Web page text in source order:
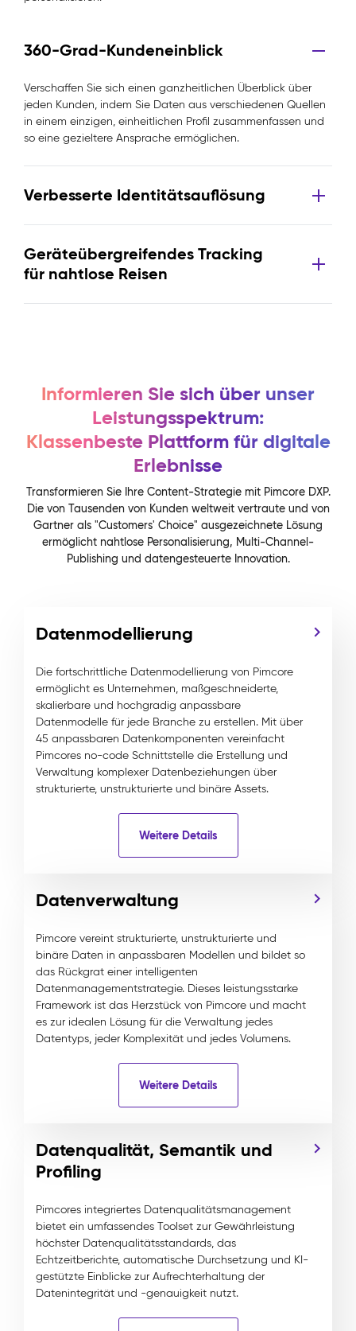
360-Grad-Kundeneinblick
Verschaffen Sie sich einen ganzheitlichen Überblick über
jeden Kunden, indem Sie Daten aus verschiedenen Quellen
in einem einzigen, einheitlichen Profil zusammenfassen und
so eine gezieltere Ansprache ermöglichen.
Verbesserte Identitätsauflösung
Geräteübergreifendes Tracking
für nahtlose Reisen
Informieren Sie sich über unser
Leistungsspektrum:
Klassenbeste Plattform für digitale
Erlebnisse
Transformieren Sie Ihre Content-Strategie mit Pimcore DXP.
Die von Tausenden von Kunden weltweit vertraute und von
Gartner als "Customers' Choice" ausgezeichnete Lösung
ermöglicht nahtlose Personalisierung, Multi-Channel-
Publishing und datengesteuerte Innovation.
Datenmodellierung
Die fortschrittliche Datenmodellierung von Pimcore
ermöglicht es Unternehmen, maßgeschneiderte,
skalierbare und hochgradig anpassbare
Datenmodelle für jede Branche zu erstellen. Mit über
45 anpassbaren Datenkomponenten vereinfacht
Pimcores no-code Schnittstelle die Erstellung und
Verwaltung komplexer Datenbeziehungen über
strukturierte, unstrukturierte und binäre Assets.
Weitere Details
Datenverwaltung
Pimcore vereint strukturierte, unstrukturierte und
binäre Daten in anpassbaren Modellen und bildet so
das Rückgrat einer intelligenten
Datenmanagementstrategie. Dieses leistungsstarke
Framework ist das Herzstück von Pimcore und macht
es zur idealen Lösung für die Verwaltung jedes
Datentyps, jeder Komplexität und jedes Volumens.
Weitere Details
Datenqualität, Semantik und
Profiling
Pimcores integriertes Datenqualitätsmanagement
bietet ein umfassendes Toolset zur Gewährleistung
höchster Datenqualitätsstandards, das
Echtzeitberichte, automatische Durchsetzung und KI-
gestützte Einblicke zur Aufrechterhaltung der
Datenintegrität und -genauigkeit nutzt.